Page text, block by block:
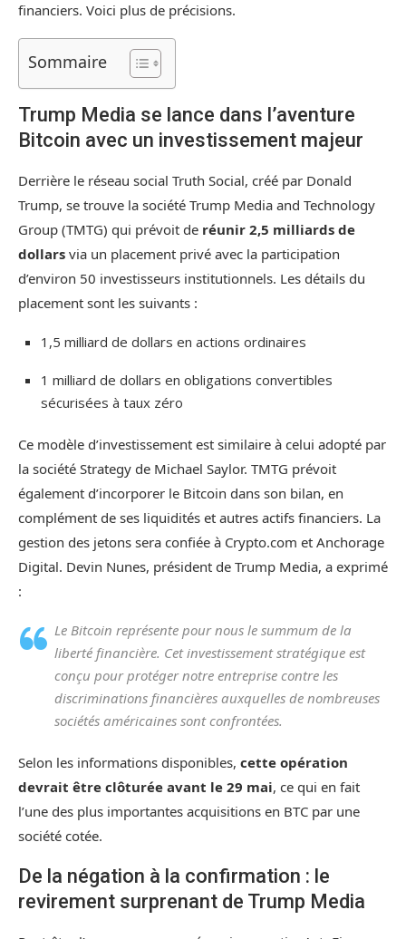
financiers. Voici plus de précisions.
Sommaire
Trump Media se lance dans l’aventure
Bitcoin avec un investissement majeur
Derrière le réseau social Truth Social, créé par Donald
Trump, se trouve la société Trump Media and Technology
Group (TMTG) qui prévoit de réunir 2,5 milliards de
dollars via un placement privé avec la participation
d’environ 50 investisseurs institutionnels. Les détails du
placement sont les suivants :
1,5 milliard de dollars en actions ordinaires
1 milliard de dollars en obligations convertibles
sécurisées à taux zéro
Ce modèle d’investissement est similaire à celui adopté par
la société Strategy de Michael Saylor. TMTG prévoit
également d’incorporer le Bitcoin dans son bilan, en
complément de ses liquidités et autres actifs financiers. La
gestion des jetons sera confiée à Crypto.com et Anchorage
Digital. Devin Nunes, président de Trump Media, a exprimé
:
Le Bitcoin représente pour nous le summum de la
liberté financière. Cet investissement stratégique est
conçu pour protéger notre entreprise contre les
discriminations financières auxquelles de nombreuses
sociétés américaines sont confrontées.
Selon les informations disponibles, cette opération
devrait être clôturée avant le 29 mai, ce qui en fait
l’une des plus importantes acquisitions en BTC par une
société cotée.
De la négation à la confirmation : le
revirement surprenant de Trump Media